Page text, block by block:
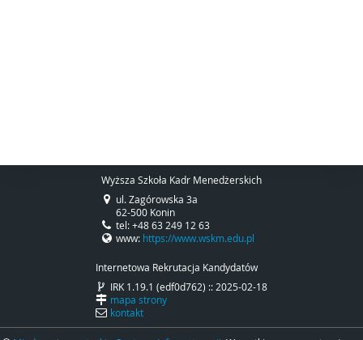
Wyższa Szkoła Kadr Menedżerskich
ul. Zagórowska 3a
62-500 Konin
tel: +48 63 249 12 63
www: https://www.wskm.edu.pl
Internetowa Rekrutacja Kandydatów
IRK 1.19.1 (edf0d762) :: 2025-02-18
mapa strony
kontakt